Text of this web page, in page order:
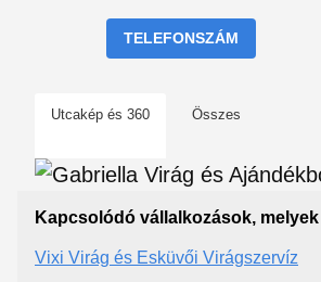
TELEFONSZÁM
Utcakép és 360 Összes
Kapcsolódó vállalkozások,
Vixi Virág és Esküvői Virágszervíz